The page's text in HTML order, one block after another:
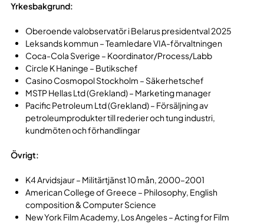
Yrkesbakgrund:
Oberoende valobservatör i Belarus presidentval 2025
Leksands kommun – Teamledare VIA-förvaltningen
Coca-Cola Sverige – Koordinator/Process/Labb
Circle K Haninge – Butikschef
Casino Cosmopol Stockholm – Säkerhetschef
MSTP Hellas Ltd (Grekland) – Marketing manager
Pacific Petroleum Ltd (Grekland) – Försäljning av
petroleumprodukter till rederier och tung industri,
kundmöten och förhandlingar
Övrigt:
K4 Arvidsjaur – Militärtjänst 10 mån, 2000–2001
American College of Greece – Philosophy, English
composition & Computer Science
New York Film Academy, Los Angeles – Acting for Film